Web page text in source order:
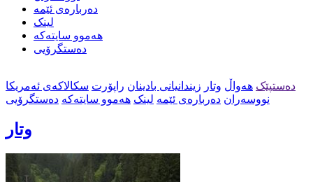
دەربارەی ئێمە
لینک
هەموو سایتەکە
دەستگرۆیی
دەستپێک هەواڵ وتار زیندانیانی بادینان راپۆرت سکالاکەی ئەمریکا
نووسەران دەربارەی ئێمە لینک هەموو سایتەکە دەستگرۆیی
وتار